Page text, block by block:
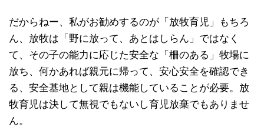
だからねー、私がお勧めするのが「放牧育児」もちろ
ん、放牧は「野に放って、あとはしらん」ではなく
て、その子の能力に応じた安全な「柵のある」牧場に
放ち、何かあれば親元に帰って、安心安全を確認でき
る、安全基地として親は機能していることが必要。放
牧育児は決して無視でもないし育児放棄でもありませ
ん。